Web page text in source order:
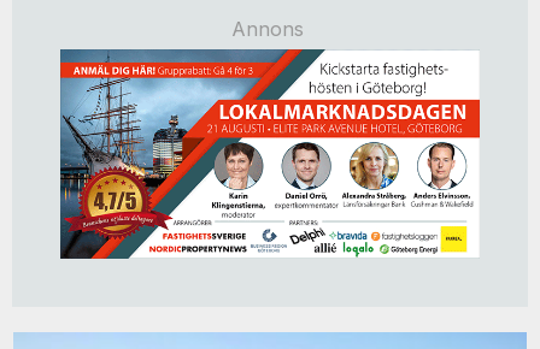
Annons